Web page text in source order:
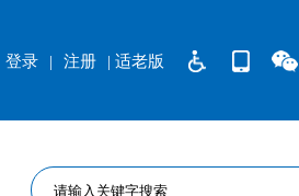
| 适老版
登录 | 注册